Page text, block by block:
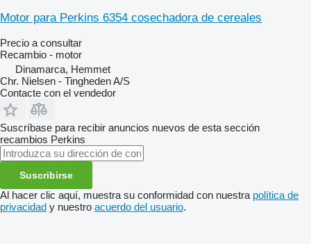
Motor para Perkins 6354 cosechadora de cereales
Precio a consultar
Recambio - motor
Dinamarca, Hemmet
Chr. Nielsen - Tingheden A/S
Contacte con el vendedor
Suscríbase para recibir anuncios nuevos de esta sección
recambios Perkins
Suscribirse
Al hacer clic aquí, muestra su conformidad con nuestra política de
privacidad y nuestro acuerdo del usuario.